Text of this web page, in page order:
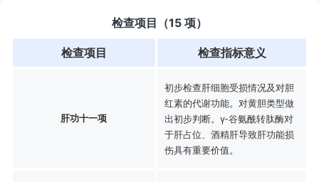
检查项目（15 项）
检查项目 检查指标意义
肝功十一项
初步检查肝细胞受损情况及对胆
红素的代谢功能。对黄胆类型做
出初步判断。γ-谷氨酰转肽酶对
于肝占位、酒精肝导致肝功能损
伤具有重要价值。